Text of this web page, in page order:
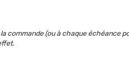
commande (ou à chaque échéance